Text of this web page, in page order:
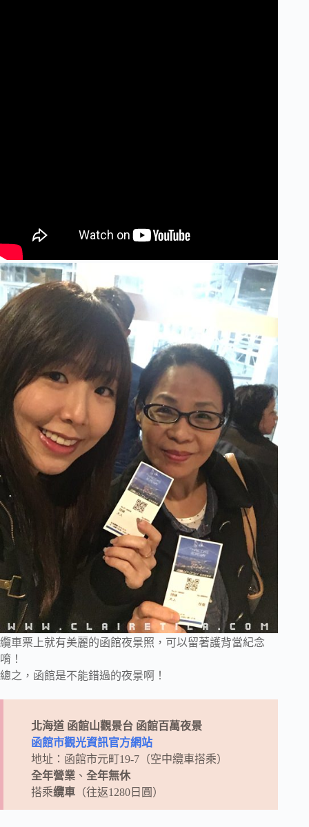
纜車票上就有美麗的函館夜景照，可以留著護背當紀念
唷！
總之，函館是不能錯過的夜景啊！
北海道 函館山觀景台 函館百萬夜景
函館市觀光資訊官方網站
地址：函館市元町19-7（空中纜車搭乘）
全年營業 、 全年無休
搭乘纜車 （往返1280日圓）